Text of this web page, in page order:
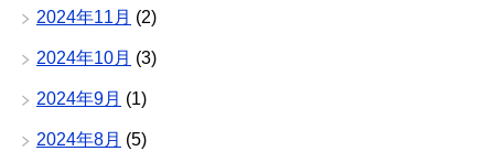
2024年11月 (2)
2024年10月 (3)
2024年9月 (1)
2024年8月 (5)